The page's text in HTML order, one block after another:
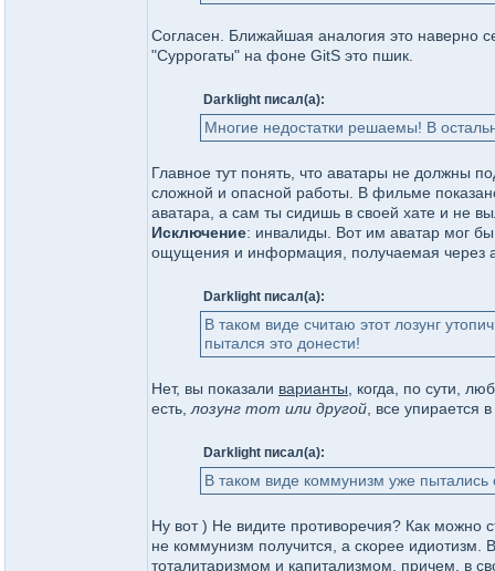
Согласен. Ближайшая аналогия это наверно
"Суррогаты" на фоне GitS это пшик.
Darklight писал(а):
Многие недостатки решаемы! В
Главное тут понять, что аватары не должны
сложной и опасной работы. В фильме
аватара, а сам ты сидишь в своей хате и не
Исключение: инвалиды. Вот им аватар мог
ощущения и информация, получаемая через
Darklight писал(а):
В таком виде считаю этот лозунг
пытался это донести!
Нет, вы показали варианты , когда, по сути,
есть, лозунг тот или другой , все упирается
Darklight писал(а):
В таком виде коммунизм уже
Ну вот ) Не видите противоречия? Как можно
не коммунизм получится, а скорее идиотизм.
тоталитаризмом и капитализмом, причем, в